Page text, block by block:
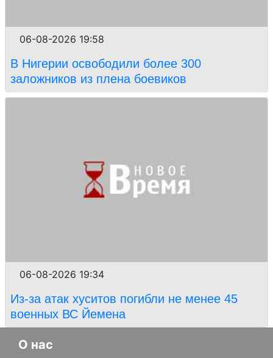
06-08-2026 19:58
В Нигерии освободили более 300
заложников из плена боевиков
06-08-2026 19:34
Из-за атак хуситов погибли не менее 45
военных ВС Йемена
О нас